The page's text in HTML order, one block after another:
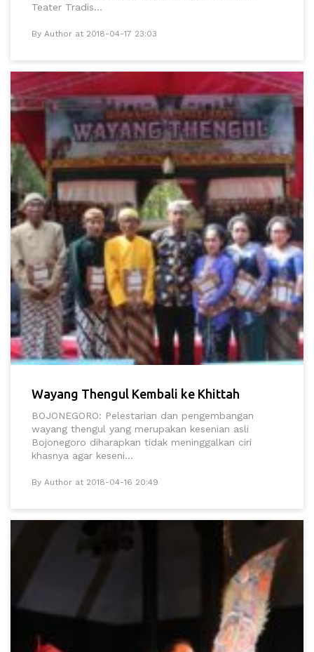
Teater Tradis...
By Author at 2018-04-17 23:03
Wayang Thengul Kembali ke Khittah
BOJONEGORO: Pelestarian dan pengembangan
wayang thengul yang merupakan kesenian asli
Bojonegoro diharapkan tidak meninggalkan ciri
khasnya agar keseni...
By Author at 2018-04-16 20:49